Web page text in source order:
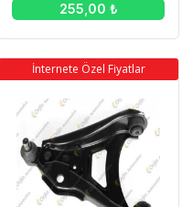
255,00 ₺
İnternete Özel Fiyatlar